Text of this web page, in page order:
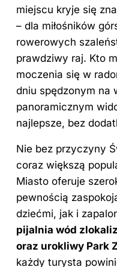
miejscu kryje się
– dla miłośników
rowerowych
prawdziwy raj. Kto
moczenia się w
dniu spędzonym na
panoramicznym
najlepsze, bez
Nie bez przyczyny
coraz większą
Miasto oferuje
pewnością
dziećmi, jak i
pijalnia wód
oraz urokliwy Park
każdy turysta